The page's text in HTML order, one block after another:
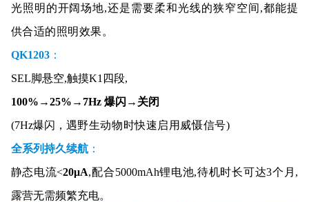
光照明的开阔场地,还是需要柔和光线的狭窄空间,都能提
供合适的照明效果。
QK1203：
SEL脚悬空,触摸K1四段,
100% →25% → 7Hz 爆闪 → 关闭
(7Hz爆闪， 遇野生动物时快速启用威慑信号)
全系列持久续航：
静态电流<20μA,配合5000mAh锂电池,待机时长可达3个月,
露营无需频繁充电。